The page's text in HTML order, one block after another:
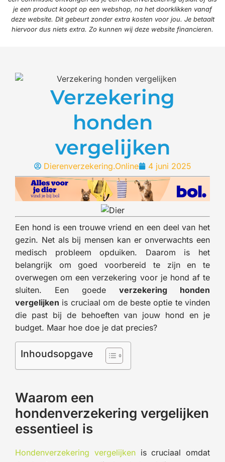
je een product koopt op een webshop, na het doorklikken vanaf
deze website. Dit gebeurt zonder extra kosten voor jou. Je betaalt
hiervoor dus niets extra. Zo kunnen wij deze website financieren.
Verzekering
honden
vergelijken
Dierenverzekering.Online 4 juni 2025
Een hond is een trouwe vriend en een deel van het
gezin. Net als bij mensen kan er onverwachts een
medisch probleem opduiken. Daarom is het
belangrijk om goed voorbereid te zijn en te
overwegen om een verzekering voor je hond af te
sluiten. Een goede verzekering honden
vergelijken is cruciaal om de beste optie te vinden
die past bij de behoeften van jouw hond en je
budget. Maar hoe doe je dat precies?
Inhoudsopgave
Waarom een
hondenverzekering vergelijken
essentieel is
Hondenverzekering vergelijkenis cruciaal omdat